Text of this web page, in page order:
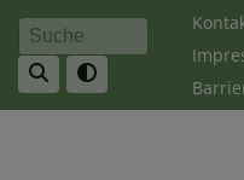
Direkt
zum
Inhalt
Suche